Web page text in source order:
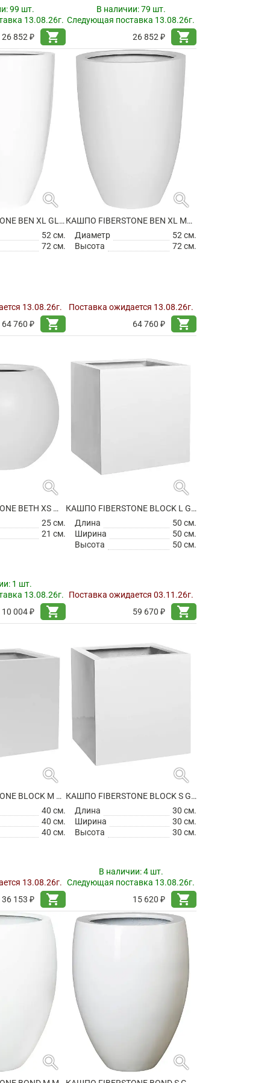
99 шт.
13.08.26г.
26 852 ₽
shopping_cart
В наличии:79 шт.
Следующая поставка 13.08.26г.
26 852 ₽
shopping_cart
search
КАШПО FIBERSTONE BEN XL GLOSSY WHITE
52 см.
72 см.
13.08.26г.
64 760 ₽
shopping_cart
search
КАШПО FIBERSTONE BEN XL MATT WHITE
Диаметр
52 см.
Высота
72 см.
Поставка ожидается 13.08.26г.
64 760 ₽
shopping_cart
search
КАШПО FIBERSTONE BETH XS MATT WHITE
25 см.
21 см.
1 шт.
13.08.26г.
10 004 ₽
shopping_cart
search
КАШПО FIBERSTONE BLOCK L GLOSSY WHITE
Длина
50 см.
Ширина
50 см.
Высота
50 см.
Поставка ожидается 03.11.26г.
59 670 ₽
shopping_cart
search
КАШПО FIBERSTONE BLOCK M MATT WHITE
40 см.
40 см.
40 см.
13.08.26г.
36 153 ₽
shopping_cart
search
КАШПО FIBERSTONE BLOCK S GLOSSY WHITE
Длина
30 см.
Ширина
30 см.
Высота
30 см.
В наличии:4 шт.
Следующая поставка 13.08.26г.
15 620 ₽
shopping_cart
search search